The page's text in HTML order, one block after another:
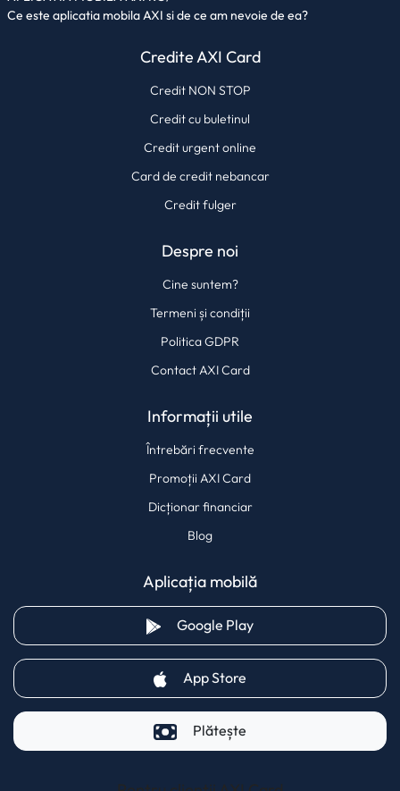
Ce este aplicatia mobila AXI si de ce am nevoie de ea?
Credite AXI Card
Credit NON STOP
Credit cu buletinul
Credit urgent online
Card de credit nebancar
Credit fulger
Despre noi
Cine suntem?
Termeni și condiții
Politica GDPR
Contact AXI Card
Informații utile
Întrebări frecvente
Promoții AXI Card
Dicționar financiar
Blog
Aplicația mobilă
Google Play(opens in a new tab)
App Store
Plătește